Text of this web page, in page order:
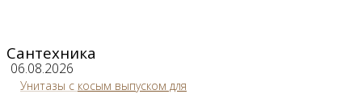
Сантехника
06.08.2026
Унитазы с косым выпуском для